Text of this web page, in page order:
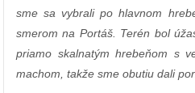
sme sa vybrali po hlavnom
smerom na Portáš. Terén bol
priamo skalnatým hrebeňom s
machom, takže sme obutiu dali